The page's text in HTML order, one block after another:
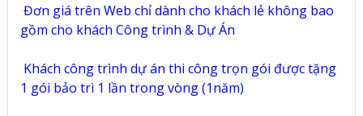
Đơn giá trên Web chỉ dành cho khách lẻ không bao
gồm cho khách Công trình & Dự Án
Khách công trình dự án thi công trọn gói được tặng
1 gói bảo trì 1 lần trong vòng (1năm)